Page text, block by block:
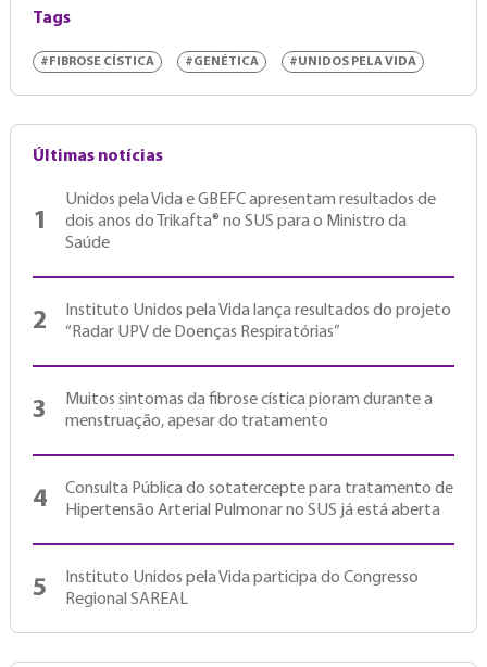
Tags
#FIBROSE CÍSTICA #GENÉTICA #UNIDOS PELA VIDA
Últimas notícias
1
Unidos pela Vida e GBEFC apresentam resultados de
dois anos do Trikafta® no SUS para o Ministro da
Saúde
2
Instituto Unidos pela Vida lança resultados do projeto
“Radar UPV de Doenças Respiratórias”
3
Muitos sintomas da fibrose cística pioram durante a
menstruação, apesar do tratamento
4
Consulta Pública do sotatercepte para tratamento de
Hipertensão Arterial Pulmonar no SUS já está aberta
5
Instituto Unidos pela Vida participa do Congresso
Regional SAREAL